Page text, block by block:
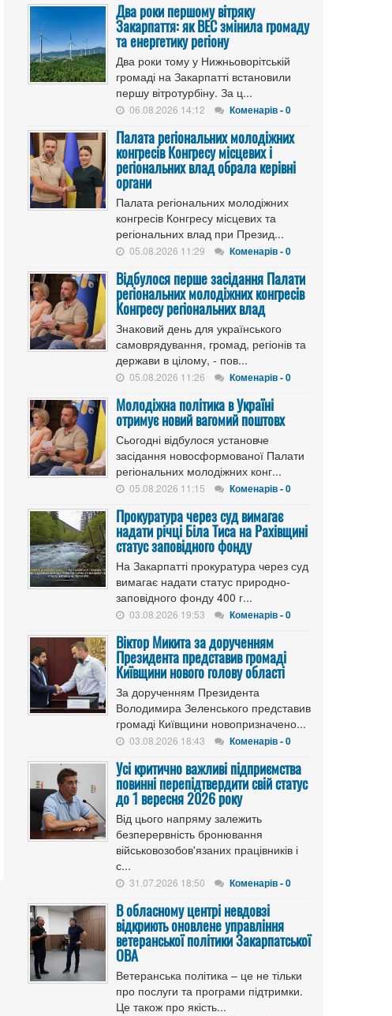
Два роки першому вітряку
Закарпаття: як ВЕС змінила громаду
та енергетику регіону
Два роки тому у Нижньоворітській
громаді на Закарпатті встановили
першу вітротурбіну. За ц...
06.08.2026 14:12 Коменарів - 0
Палата регіональних молодіжних
конгресів Конгресу місцевих і
регіональних влад обрала керівні
органи
Палата регіональних молодіжних
конгресів Конгресу місцевих та
регіональних влад при Презид...
05.08.2026 11:29 Коменарів - 0
Відбулося перше засідання Палати
регіональних молодіжних конгресів
Конгресу регіональних влад
Знаковий день для українського
самоврядування, громад, регіонів та
держави в цілому, - пов...
05.08.2026 11:26 Коменарів - 0
Молодіжна політика в Україні
отримує новий вагомий поштовх
Сьогодні відбулося установче
засідання новосформованої Палати
регіональних молодіжних конг...
05.08.2026 11:15 Коменарів - 0
Прокуратура через суд вимагає
надати річці Біла Тиса на Рахівщині
статус заповідного фонду
На Закарпатті прокуратура через суд
вимагає надати статус природно-
заповідного фонду 400 г...
03.08.2026 19:53 Коменарів - 0
Віктор Микита за дорученням
Президента представив громаді
Київщини нового голову області
За дорученням Президента
Володимира Зеленського представив
громаді Київщини новопризначено...
03.08.2026 18:43 Коменарів - 0
Усі критично важливі підприємства
повинні перепідтвердити свій статус
до 1 вересня 2026 року
Від цього напряму залежить
безперервність бронювання
військовозобов'язаних працівників і
с...
31.07.2026 18:50 Коменарів - 0
В обласному центрі невдовзі
відкриють оновлене управління
ветеранської політики Закарпатської
ОВА
Ветеранська політика – це не тільки
про послуги та програми підтримки.
Це також про якість...